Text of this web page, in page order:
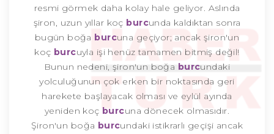
resmi görmek daha kolay hale geliyor. Aslında
şiron, uzun yıllar koç burcunda kaldıktan sonra
bugün boğa burcuna geçiyor; ancak şiron'un
koç burcuyla işi henüz tamamen bitmiş değil!
Bunun nedeni, şiron'un boğa burcundaki
yolculuğunun çok erken bir noktasında geri
harekete başlayacak olması ve eylül ayında
yeniden koç burcuna dönecek olmasıdır.
Şiron'un boğa burcundaki istikrarlı geçişi ancak